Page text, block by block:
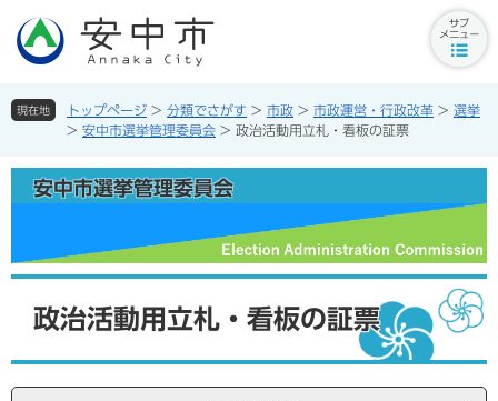
先
を
へ
現在地 トップページ > 分類でさがす > 市政 > 市政運営・行政改革 > 選挙
> 安中市選挙管理委員会 > 政治活動用立札・看板の証票
安中市選挙管理委員会
政治活動用立札・看板の証票
ニ
ー
タ